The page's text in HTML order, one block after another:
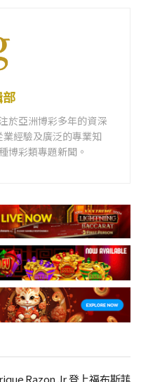
於亞洲博彩多年的資深
經驗及廣泛的專業知
博彩類專題新聞。